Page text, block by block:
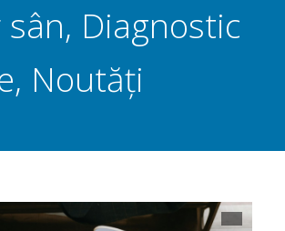
sân, Diagnostic
, Noutăți